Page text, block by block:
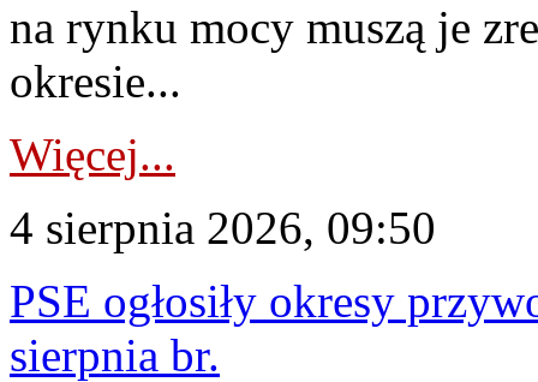
na rynku mocy muszą je
okresie...
Więcej...
4 sierpnia 2026, 09:50
PSE ogłosiły okresy
sierpnia br.